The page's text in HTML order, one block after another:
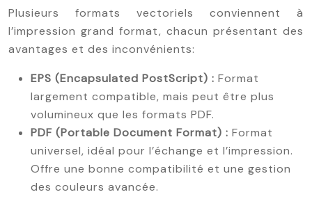
Plusieurs formats vectoriels conviennent à
l’impression grand format, chacun présentant des
avantages et des inconvénients:
EPS (Encapsulated PostScript) : Format
largement compatible, mais peut être plus
volumineux que les formats PDF.
PDF (Portable Document Format) : Format
universel, idéal pour l’échange et l’impression.
Offre une bonne compatibilité et une gestion
des couleurs avancée.